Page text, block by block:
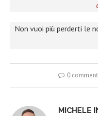
Non vuoi più perderti le
0
MICHELE